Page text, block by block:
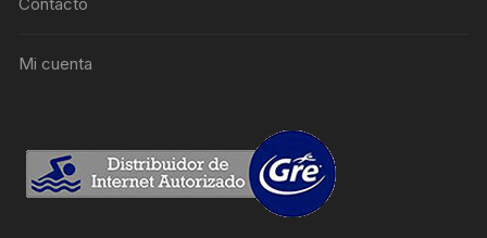
Mi cuenta